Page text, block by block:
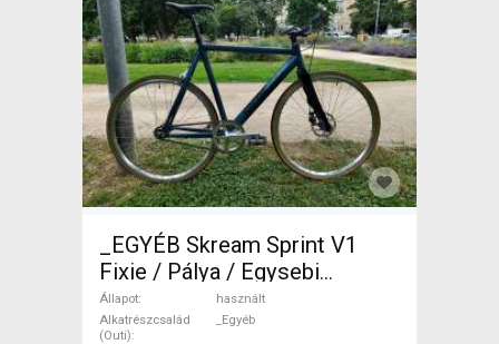
_EGYÉB Skream Sprint V1
Fixie / Pálya / Egysebi
tárcsafék használt ELADÓ
Állapot
használt
Alkatrészcsalád
(Outi)
_Egyéb